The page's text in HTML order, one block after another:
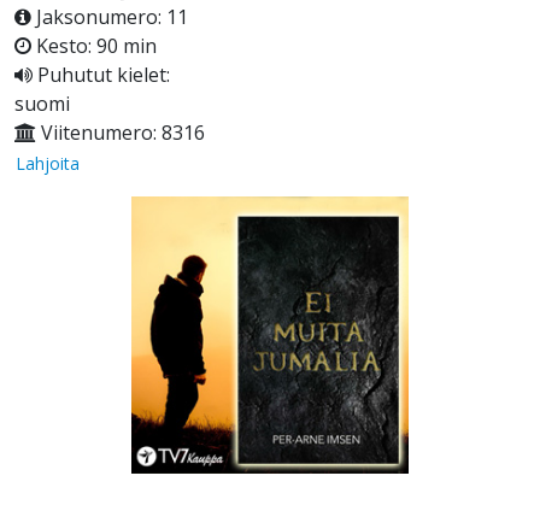
Jaksonumero: 11
Kesto: 90 min
Puhutut kielet:
suomi
Viitenumero: 8316
Lahjoita